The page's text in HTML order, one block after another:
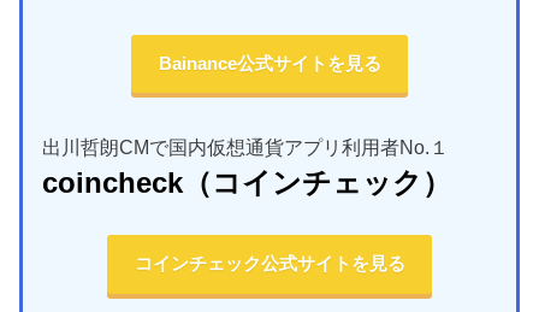
Bainance公式サイトを見る
出川哲朗CMで国内仮想通貨アプリ利用者No.１
coincheck （コインチェック）
コインチェック公式サイトを見る